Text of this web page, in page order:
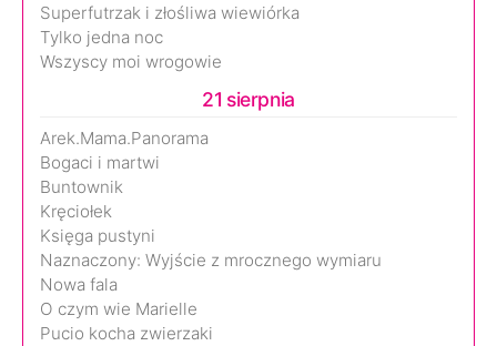
Superfutrzak i złośliwa wiewiórka
Tylko jedna noc
Wszyscy moi wrogowie
21 sierpnia
Arek.Mama.Panorama
Bogaci i martwi
Buntownik
Kręciołek
Księga pustyni
Naznaczony: Wyjście z mrocznego wymiaru
Nowa fala
O czym wie Marielle
Pucio kocha zwierzaki